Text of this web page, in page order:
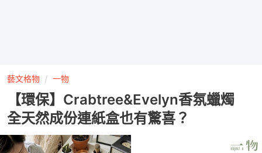
藝文格物 一物
【環保】Crabtree&Evelyn香氛蠟燭
全天然成份連紙盒也有驚喜？